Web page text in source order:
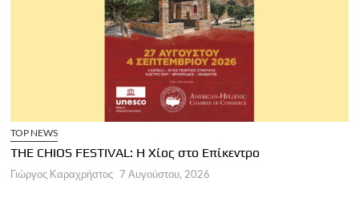
TOP NEWS
THE CHIOS FESTIVAL: Η Χίος στο Επίκεντρο
Γιώργος Καραχρήστος 7 Αυγούστου, 2026